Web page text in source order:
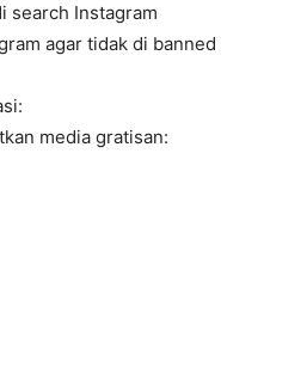
search Instagram
agar tidak di banned
media gratisan: